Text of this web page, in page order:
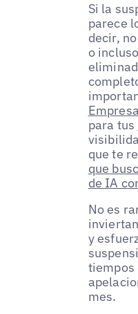
Si la
parece
decir,
o
para tus
que te
que
de IA
No es
y
tiempos
mes.